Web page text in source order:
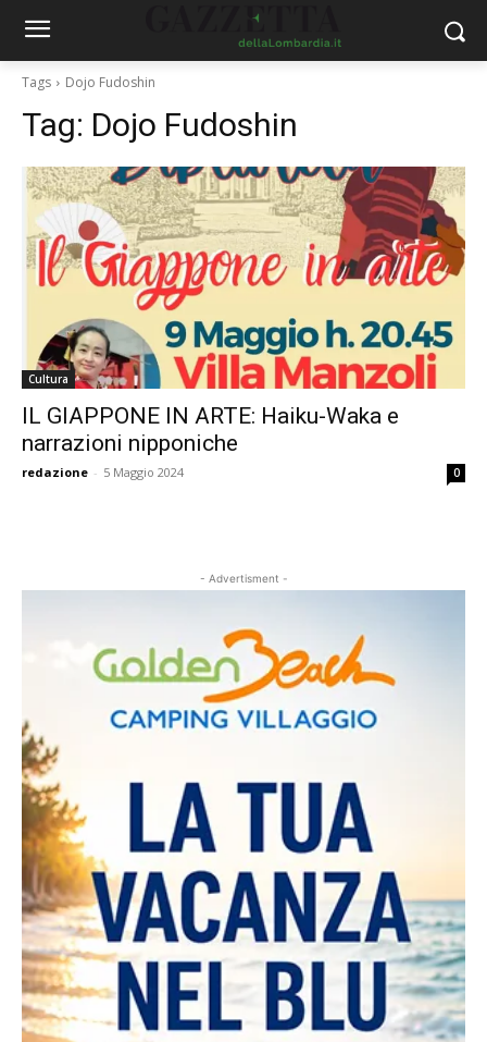
Tags Dojo Fudoshin
Tag: Dojo Fudoshin
Cultura
IL GIAPPONE IN ARTE: Haiku-Waka e
narrazioni nipponiche
redazione - 5 Maggio 2024 0
- Advertisment -